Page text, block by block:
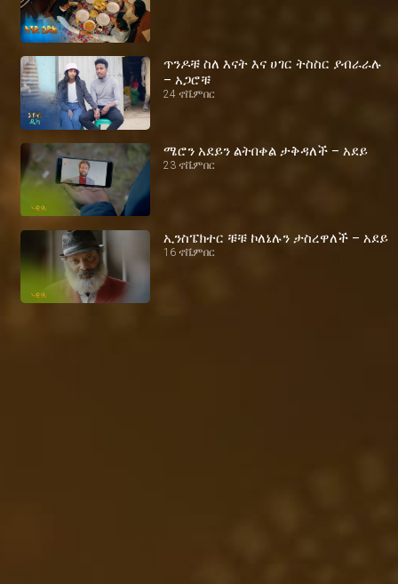
ጥንዶቹ ስለ እናት እና ሀገር ትስስር ያብራራሉ
– አጋሮቹ
24 ኖቬምበር
ሜሮን አደይን ልትበቀል ታቅዳለች – አደይ
23 ኖቬምበር
ኢንስፔክተር ቹቹ ኮለኔሉን ታስረዋለች – አደይ
16 ኖቬምበር